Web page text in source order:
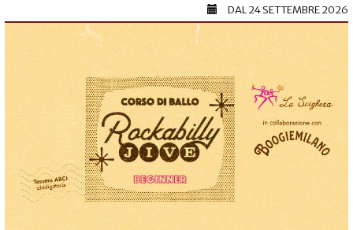
DAL24 SETTEMBRE 2026